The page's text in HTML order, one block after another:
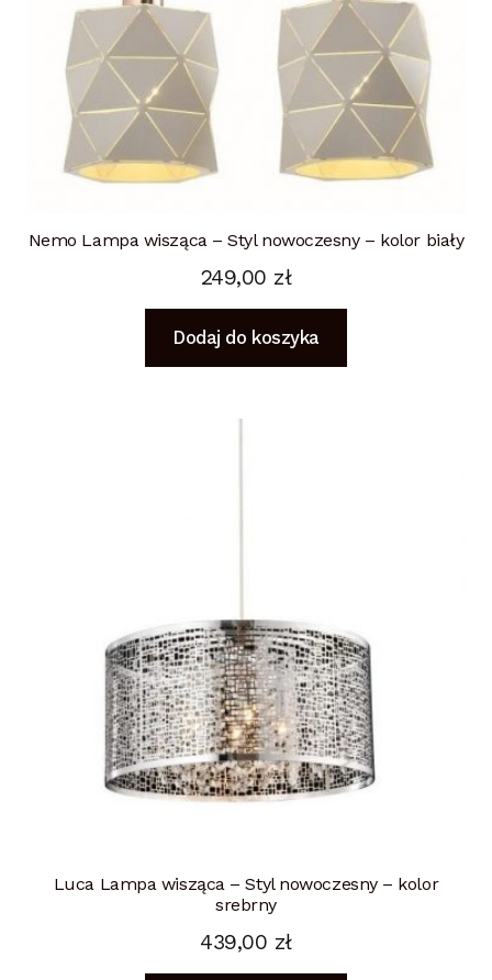
Nemo Lampa wisząca – Styl nowoczesny – kolor biały
249,00 zł
Dodaj do koszyka
Luca Lampa wisząca – Styl nowoczesny – kolor
srebrny
439,00 zł